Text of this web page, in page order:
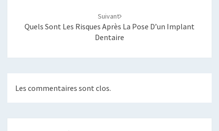
Suivant
Quels Sont Les Risques Après La Pose D’un Implant
Dentaire
Les commentaires sont clos.